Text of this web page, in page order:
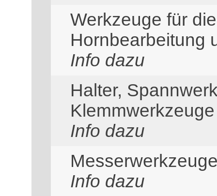
Werkzeuge für
Hornbearbeitung
Info dazu
Halter,
Klemmwerkzeuge
Info dazu
Info dazu